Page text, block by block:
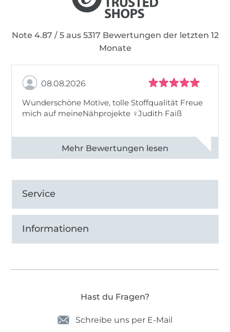
Note 4.87 / 5 aus 5317 Bewertungen der letzten 12
Monate
08.08.2026
Wunderschöne Motive, tolle Stoffqualität Freue
mich auf meineNähprojekte ♀Judith Faiß
Alle 82990 Bewertungen ansehen
Service
Informationen
Hast du Fragen?
Schreibe uns per E-Mail